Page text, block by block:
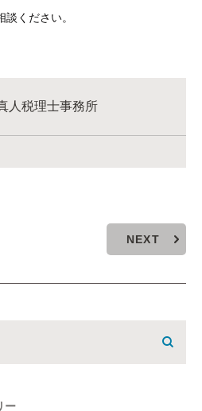
ください。
人税理士事務所
NEXT
ー